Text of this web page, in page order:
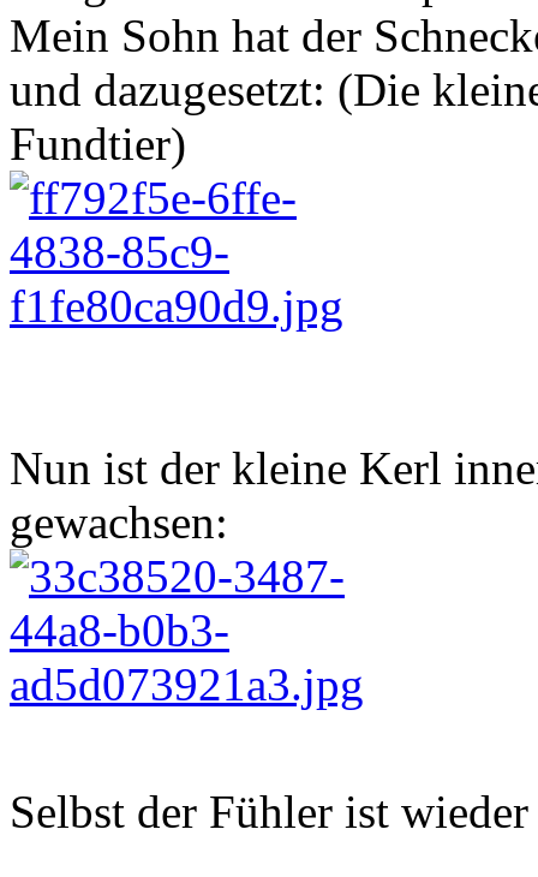
Mein Sohn hat der
und dazugesetzt: (Die
Fundtier)
Nun ist der kleine Kerl
gewachsen:
Selbst der Fühler ist